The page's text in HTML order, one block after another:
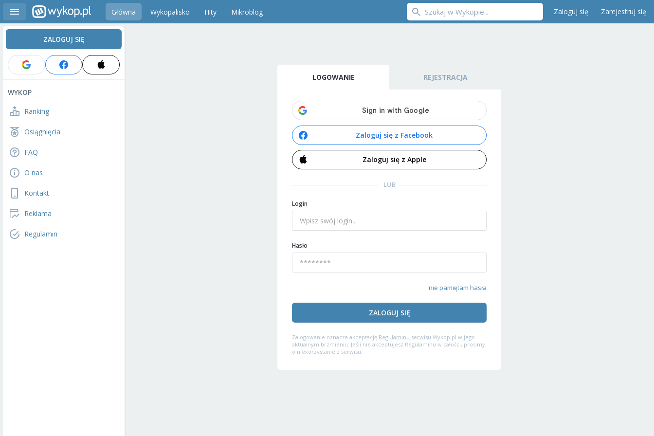
Główna Wykopalisko Hity Mikroblog Zaloguj się Zarejestruj się
ZALOGUJ SIĘ
WYKOP
Ranking
Osiągnięcia
FAQ
O nas
Kontakt
Reklama
Regulamin
LOGOWANIE REJESTRACJA
Zaloguj się z Facebook
Zaloguj się z Apple
LUB
Login
Hasło
nie pamiętam hasła
ZALOGUJ SIĘ
Zalogowanie oznacza akceptację Regulaminu serwisu Wykop.pl w jego
aktualnym brzmieniu. Jeśli nie akceptujesz Regulaminu w całości, prosimy
o niekorzystanie z serwisu.